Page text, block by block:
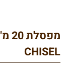
CHISEL